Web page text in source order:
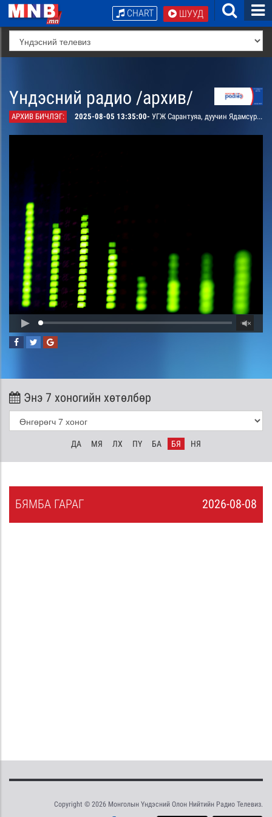
ШУУД
CHART
Үндэсний радио /архив/
АРХИВ БИЧЛЭГ: 2025-08-05 13:35:00- УГЖ Сарантуяа, дуучин Ядамсүрэнтэй хамтран дуулсан “Салхи надад хэлсэн” дуу
Энэ 7 хоногийн хөтөлбөр
ДА МЯ ЛХ ПҮ БА БЯ НЯ
2026-08-08
БЯМБА ГАРАГ
Copyright © 2026 Монголын Үндэсний Олон Нийтийн Радио Телевиз.